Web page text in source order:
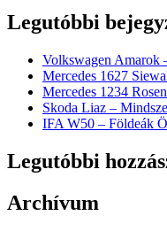
Legutóbbi
Volkswagen Amarok
Mercedes 1627
Mercedes 1234
Skoda Liaz –
IFA W50 – Földeák
Legutóbbi
Archívum